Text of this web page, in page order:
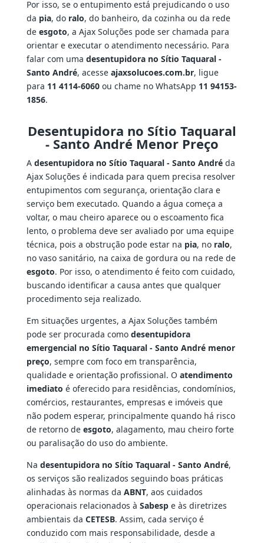
Por isso, se o entupimento está prejudicando o uso
da pia, do ralo, do banheiro, da cozinha ou da rede
de esgoto, a Ajax Soluções pode ser chamada para
orientar e executar o atendimento necessário. Para
falar com uma desentupidora no Sítio Taquaral -
Santo André, acesse ajaxsolucoes.com.br, ligue
para 11 4114-6060ou chame no WhatsApp 11 94153-
1856.
Desentupidora no Sítio Taquaral
- Santo André Menor Preço
A desentupidora no Sítio Taquaral - Santo Andréda
Ajax Soluções é indicada para quem precisa resolver
entupimentos com segurança, orientação clara e
serviço bem executado. Quando a água começa a
voltar, o mau cheiro aparece ou o escoamento fica
lento, o problema deve ser avaliado por uma equipe
técnica, pois a obstrução pode estar na pia, no ralo,
no vaso sanitário, na caixa de gordura ou na rede de
esgoto. Por isso, o atendimento é feito com cuidado,
buscando identificar a causa antes que qualquer
procedimento seja realizado.
Em situações urgentes, a Ajax Soluções também
pode ser procurada como desentupidora
emergencial no Sítio Taquaral - Santo André menor
preço, sempre com foco em transparência,
qualidade e orientação profissional. O atendimento
imediato é oferecido para residências, condomínios,
comércios, restaurantes, empresas e imóveis que
não podem esperar, principalmente quando há risco
de retorno de esgoto, alagamento, mau cheiro forte
ou paralisação do uso do ambiente.
Na desentupidora no Sítio Taquaral - Santo André,
os serviços são realizados seguindo boas práticas
alinhadas às normas da ABNT, aos cuidados
operacionais relacionados à Sabespe às diretrizes
ambientais da CETESB. Assim, cada serviço é
conduzido com mais responsabilidade, desde a